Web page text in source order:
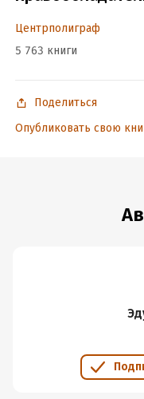
Год издания:
ISBN (EAN):5952415202
Время на чтение:
Центрполиграф
5 763 книги
Поделиться
Опубликовать свою